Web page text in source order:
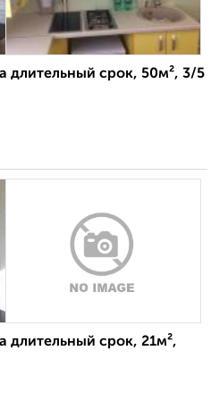
длительный срок, 50м², 3/5
длительный срок, 21м²,